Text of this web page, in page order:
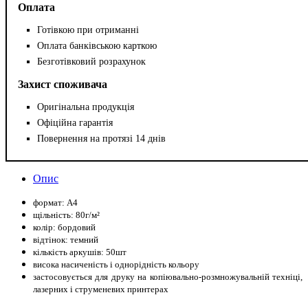
Оплата
Готівкою при отриманні
Оплата банківською карткою
Безготівковий розрахунок
Захист споживача
Оригінальна продукція
Офіційна гарантія
Повернення на протязі 14 днів
Опис
формат: А4
щільність: 80г/м²
колір: бордовий
відтінок: темний
кількість аркушів: 50шт
висока насиченість і однорідність кольору
застосовується для друку на копіювально-розмножувальній техніці,
лазерних і струменевих принтерах